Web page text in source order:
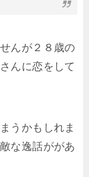
んが２８歳の
んに恋をして
うかもしれま
な逸話ががあ